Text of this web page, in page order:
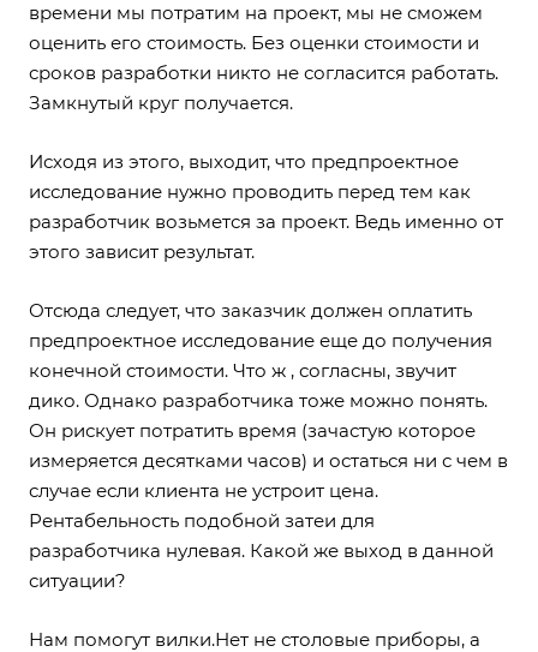
времени мы потратим на проект, мы не сможем
оценить его стоимость. Без оценки стоимости и
сроков разработки никто не согласится работать.
Замкнутый круг получается.
Исходя из этого, выходит, что предпроектное
исследование нужно проводить перед тем как
разработчик возьмется за проект. Ведь именно от
этого зависит результат.
Отсюда следует, что заказчик должен оплатить
предпроектное исследование еще до получения
конечной стоимости. Что ж , согласны, звучит
дико. Однако разработчика тоже можно понять.
Он рискует потратить время (зачастую которое
измеряется десятками часов) и остаться ни с чем в
случае если клиента не устроит цена.
Рентабельность подобной затеи для
разработчика нулевая. Какой же выход в данной
ситуации?
Нам помогут вилки.Нет не столовые приборы, а